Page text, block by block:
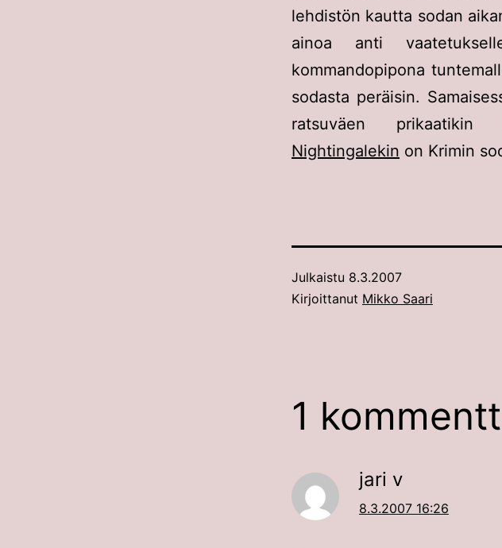
lehdistön kautta sodan
ainoa anti
kommandopipona
sodasta peräisin.
ratsuväen
Nightingalekin on Krimin
Julkaistu 8.3.2007
Kirjoittanut Mikko Saari
1
jari v
8.3.2007 16:26